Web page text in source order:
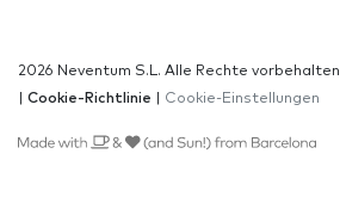
2026 Neventum S.L. Alle Rechte vorbehalten
Cookie-Richtlinie Cookie-Einstellungen